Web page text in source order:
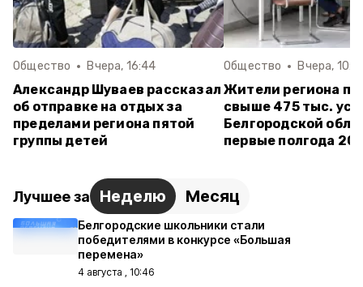
Общество Вчера, 16:44
Александр Шуваев рассказал
об отправке на отдых за
пределами региона пятой
группы детей
Общество Вчера,
Жители региона
свыше 475 тыс.
Белгородской
первые полгода
Лучшее за Неделю Месяц
Белгородские школьники стали
победителями в конкурсе «Большая
перемена»
4 августа , 10:46